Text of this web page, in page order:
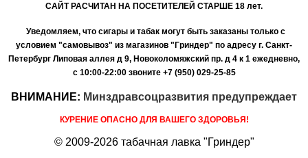
САЙТ РАСЧИТАН НА ПОСЕТИТЕЛЕЙ СТАРШЕ 18 лет.
Уведомляем, что сигары и табак могут быть заказаны только с
условием "самовывоз" из магазинов "Гриндер" по адресу г. Санкт-
Петербург Липовая аллея д 9, Новоколомяжский пр. д 4 к 1 ежедневно,
с 10:00-22:00 звоните +7 (950) 029-25-85
ВНИМАНИЕ: Минздравсоцразвития предупреждает
КУРЕНИЕ ОПАСНО ДЛЯ ВАШЕГО ЗДОРОВЬЯ!
© 2009-2026 табачная лавка "Гриндер"